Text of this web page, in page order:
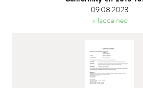
09.08.2023
> ladda ned